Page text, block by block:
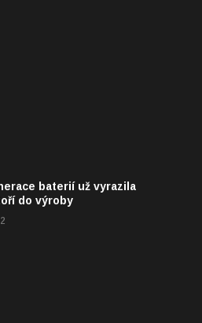
baterií už vyrazila
do výroby